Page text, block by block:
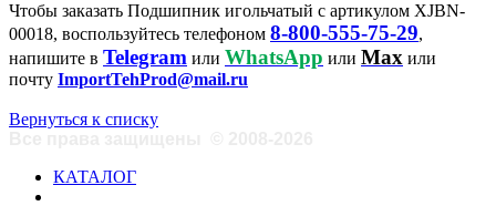
Чтобы заказать Подшипник игольчатый с артикулом XJBN-
00018, воспользуйтесь телефоном 8-800-555-75-29,
напишите в Telegram или WhatsApp или Max или
почту ImportTehProd@mail.ru
Вернуться к списку
КАТАЛОГ